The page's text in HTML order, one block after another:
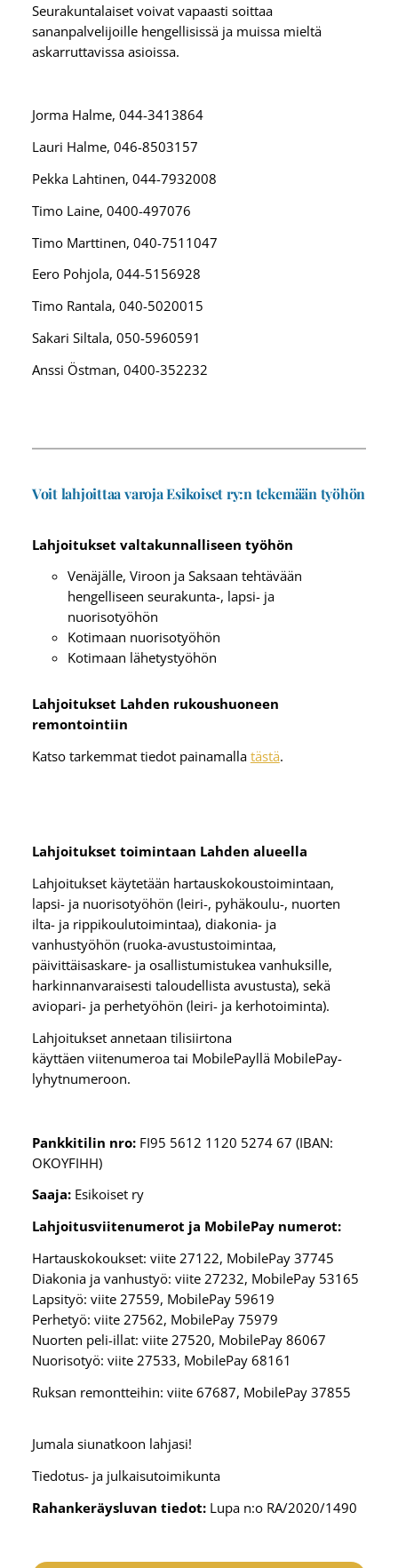
Seurakuntalaiset voivat vapaasti soittaa
sananpalvelijoille hengellisissä ja muissa mieltä
askarruttavissa asioissa.
Jorma Halme, 044-3413864
Lauri Halme, 046-8503157
Pekka Lahtinen, 044-7932008
Timo Laine, 0400-497076
Timo Marttinen, 040-7511047
Eero Pohjola, 044-5156928
Timo Rantala, 040-5020015
Sakari Siltala, 050-5960591
Anssi Östman, 0400-352232
Voit lahjoittaa varoja Esikoiset ry:n tekemään työhön
Lahjoitukset valtakunnalliseen työhön
Venäjälle, Viroon ja Saksaan tehtävään
hengelliseen seurakunta-, lapsi- ja
nuorisotyöhön
Kotimaan nuorisotyöhön
Kotimaan lähetystyöhön
Lahjoitukset Lahden rukoushuoneen
remontointiin
Katso tarkemmat tiedot painamalla tästä.
Lahjoitukset toimintaan Lahden alueella
Lahjoitukset käytetään hartauskokoustoimintaan,
lapsi- ja nuorisotyöhön (leiri-, pyhäkoulu-, nuorten
ilta- ja rippikoulutoimintaa), diakonia- ja
vanhustyöhön (ruoka-avustustoimintaa,
päivittäisaskare- ja osallistumistukea vanhuksille,
harkinnanvaraisesti taloudellista avustusta), sekä
aviopari- ja perhetyöhön (leiri- ja kerhotoiminta).
Lahjoitukset annetaan tilisiirtona
käyttäen viitenumeroa tai MobilePayllä MobilePay-
lyhytnumeroon.
Pankkitilin nro: FI95 5612 1120 5274 67 (IBAN:
OKOYFIHH)
Saaja:Esikoiset ry
Lahjoitusviitenumerot ja MobilePay numerot:
Hartauskokoukset: viite 27122, MobilePay 37745
Diakonia ja vanhustyö: viite 27232, MobilePay 53165
Lapsityö: viite 27559, MobilePay 59619
Perhetyö: viite 27562, MobilePay 75979
Nuorten peli-illat: viite 27520, MobilePay 86067
Nuorisotyö: viite 27533, MobilePay 68161
Ruksan remontteihin: viite 67687, MobilePay 37855
Jumala siunatkoon lahjasi!
Tiedotus- ja julkaisutoimikunta
Rahankeräysluvan tiedot:Lupa n:o RA/2020/1490